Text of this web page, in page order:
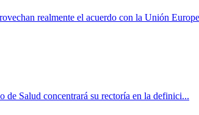
realmente el acuerdo con la Unión
Salud concentrará su rectoría en la definici...